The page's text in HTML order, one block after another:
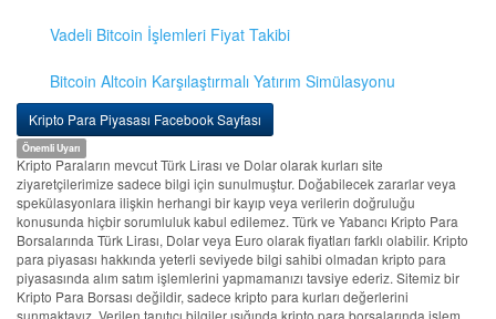
Vadeli Bitcoin İşlemleri Fiyat Takibi
Bitcoin Altcoin Karşılaştırmalı Yatırım Simülasyonu
Kripto Para Piyasası Facebook Sayfası
Önemli Uyarı
Kripto Paraların mevcut Türk Lirası ve Dolar olarak kurları site
ziyaretçilerimize sadece bilgi için sunulmuştur. Doğabilecek zararlar veya
spekülasyonlara ilişkin herhangi bir kayıp veya verilerin doğruluğu
konusunda hiçbir sorumluluk kabul edilemez. Türk ve Yabancı Kripto Para
Borsalarında Türk Lirası, Dolar veya Euro olarak fiyatları farklı olabilir. Kripto
para piyasası hakkında yeterli seviyede bilgi sahibi olmadan kripto para
piyasasında alım satım işlemlerini yapmamanızı tavsiye ederiz. Sitemiz bir
Kripto Para Borsası değildir, sadece kripto para kurları değerlerini
sunmaktayız. Verilen tanıtıcı bilgiler ışığında kripto para borsalarında işlem